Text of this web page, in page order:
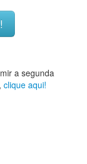
a segunda
clique aqui!